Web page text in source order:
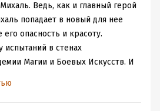
Ведь, как и главный герой
попадает в новый для нее
опасность и красоту.
испытаний в стенах
Магии и Боевых Искусств. И